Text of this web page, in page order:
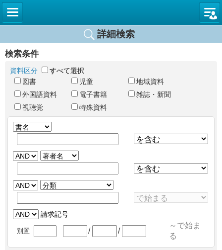
図書館
詳細検索
検索条件
資料区分
すべて選択
図書
児童
地域資料
外国語資料
電子書籍
雑誌・新聞
視聴覚
特殊資料
請求記号
別置 / /
～で始ま
る